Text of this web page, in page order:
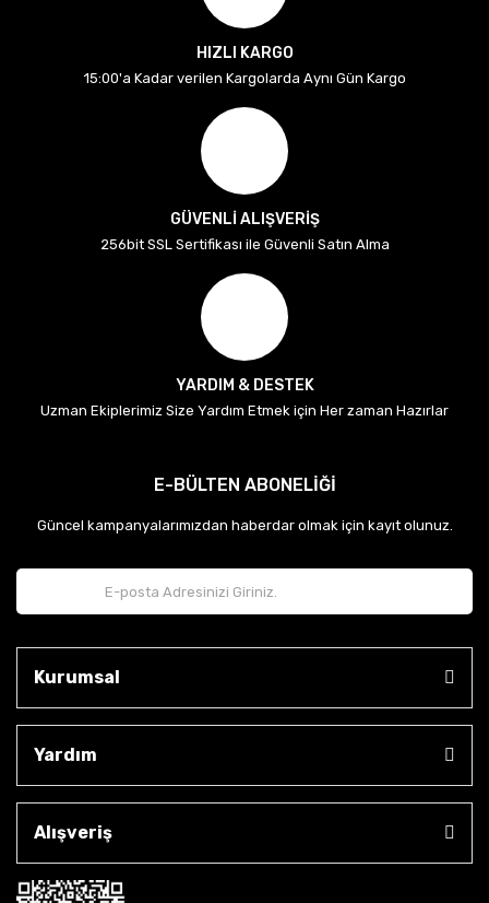
HIZLI KARGO
15:00'a Kadar verilen Kargolarda Aynı Gün Kargo
GÜVENLİ ALIŞVERİŞ
256bit SSL Sertifikası ile Güvenli Satın Alma
YARDIM & DESTEK
Uzman Ekiplerimiz Size Yardım Etmek için Her zaman Hazırlar
E-BÜLTEN ABONELİĞİ
Güncel kampanyalarımızdan haberdar olmak için kayıt olunuz.
Kurumsal
Yardım
Alışveriş